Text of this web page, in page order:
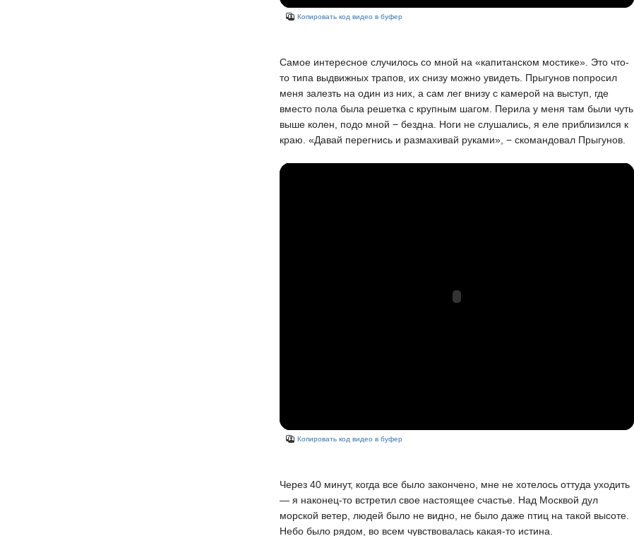
Копировать код видео в буфер
Самое интересное случилось со мной на «капитанском мостике». Это что-
то типа выдвижных трапов, их снизу можно увидеть. Прыгунов попросил
меня залезть на один из них, а сам лег внизу с камерой на выступ, где
вместо пола была решетка с крупным шагом. Перила у меня там были чуть
выше колен, подо мной − бездна. Ноги не слушались, я еле приблизился к
краю. «Давай перегнись и размахивай руками», − скомандовал Прыгунов.
Копировать код видео в буфер
Через 40 минут, когда все было закончено, мне не хотелось оттуда уходить
— я наконец-то встретил свое настоящее счастье. Над Москвой дул
морской ветер, людей было не видно, не было даже птиц на такой высоте.
Небо было рядом, во всем чувствовалась какая-то истина.